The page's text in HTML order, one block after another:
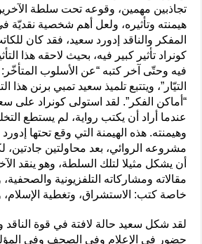
تجاذبين مهمين، وقوعه تحت سلطة
هيمنته وتأثيره، ولعل أهم شخصية نقديّة
المفكر والناقد إدورد سعيد، فقد كان
كونراد تأثير كبير فيه، بحيث لاحقه هذا
فيه وحتّى آخر كتبه “عن الأسلوب
التيّار”، ويتتبع تلميذ سعيد تمبي برنن
“أماكن الفكر”. لقد استولى كونراد على
عندما أراد أن يكتب رواية، لم يستطع
وهيمنته. هذه الهيمنة التي وقع تحتها
مشروعه الروائي، بعد محاولتين جادتين،
أن يشكل مثيلا لتلك السلطة، وهو ينقد
مقالاته ومشاركاته التلفزيونية
خاصة كتب: الاستشراق، وتغطية الإسلام،
لقد شكل سعيد حالة لافتة في قوة
حضور في الإعلام وفي الصحف وفي